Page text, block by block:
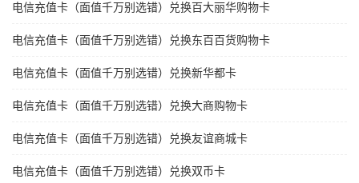
电信充值卡（面值千万别选错）兑换百大丽华购物卡
电信充值卡（面值千万别选错）兑换东百百货购物卡
电信充值卡（面值千万别选错）兑换新华都卡
电信充值卡（面值千万别选错）兑换大商购物卡
电信充值卡（面值千万别选错）兑换友谊商城卡
电信充值卡（面值千万别选错）兑换双币卡